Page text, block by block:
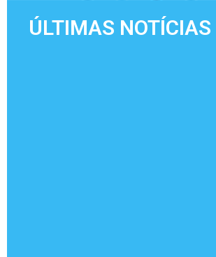
ÚLTIMAS NOTÍCIAS